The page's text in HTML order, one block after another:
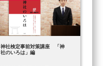
神社検定事前対策講座 「神
社のいろは」編